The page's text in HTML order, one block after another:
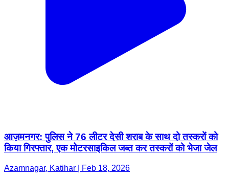
आज़मनगर: पुलिस ने 76 लीटर देसी शराब के साथ दो तस्करों को
किया गिरफ्तार, एक मोटरसाइकिल जब्त कर तस्करों को भेजा जेल
Azamnagar, Katihar | Feb 18, 2026